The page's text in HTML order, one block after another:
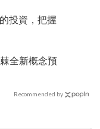
投資，把握
全新概念預
Recommended by